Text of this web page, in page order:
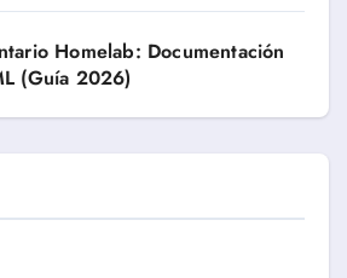
Homelab: Documentación
(Guía 2026)